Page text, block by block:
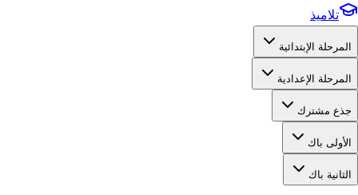
تلاميذ
المرحلة الإبتدائية
المرحلة الإعدادية
جذع مشترك
الأولى باك
الثانية باك